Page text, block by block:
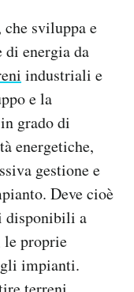
che sviluppa e
energia da
industriali e
e la
grado di
energetiche,
gestione e
Deve cioè
disponibili a
le proprie
impianti.